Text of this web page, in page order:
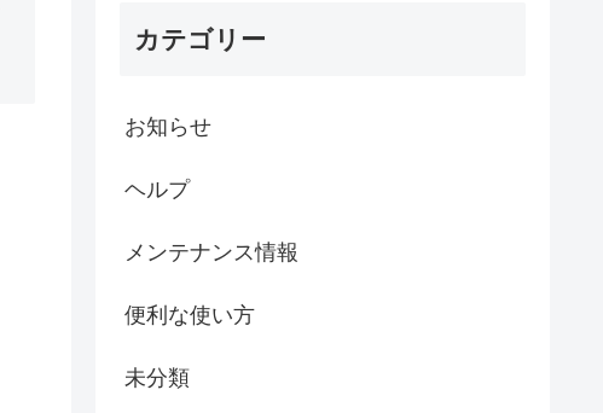
カテゴリー
お知らせ
ヘルプ
メンテナンス情報
便利な使い方
未分類